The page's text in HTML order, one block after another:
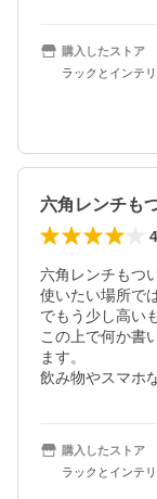
購入したストア
ラックとインテ
4
六角レンチもつ
使いたい場所で
でもう少し高い
この上で何か書
ます。
飲み物やスマホ
購入したストア
ラックとインテ